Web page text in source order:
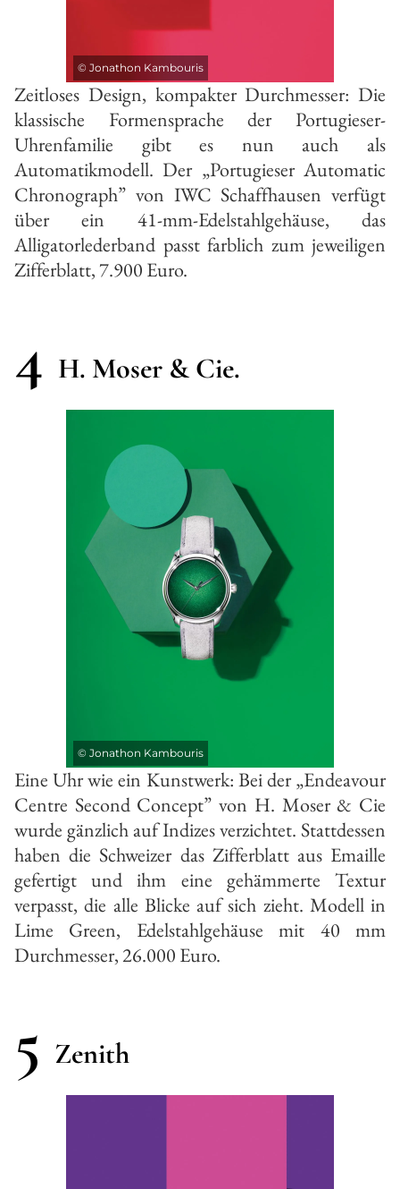
© Jonathon Kambouris
Zeitloses Design, kompakter Durchmesser: Die
klassische Formensprache der Portugieser-
Uhrenfamilie gibt es nun auch als
Automatikmodell. Der „Portugieser Automatic
Chronograph” von IWC Schaffhausen verfügt
über ein 41-mm-Edelstahlgehäuse, das
Alligatorlederband passt farblich zum jeweiligen
Zifferblatt, 7.900 Euro.
4 H. Moser & Cie.
© Jonathon Kambouris
Eine Uhr wie ein Kunstwerk: Bei der „Endeavour
Centre Second Concept” von H. Moser & Cie
wurde gänzlich auf Indizes verzichtet. Stattdessen
haben die Schweizer das Zifferblatt aus Emaille
gefertigt und ihm eine gehämmerte Textur
verpasst, die alle Blicke auf sich zieht. Modell in
Lime Green, Edelstahlgehäuse mit 40 mm
Durchmesser, 26.000 Euro.
5 Zenith